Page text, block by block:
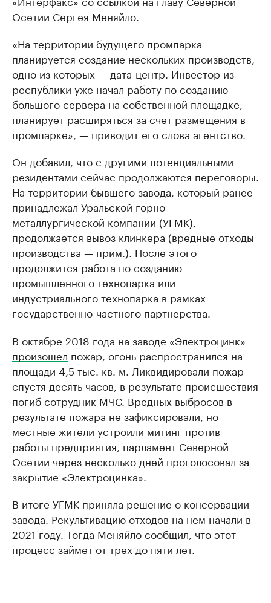
Осетии Сергея Меняйло.
«На территории будущего промпарка
планируется создание нескольких производств,
одно из которых — дата-центр. Инвестор из
республики уже начал работу по созданию
большого сервера на собственной площадке,
планирует расширяться за счет размещения в
промпарке», — приводит его слова агентство.
Он добавил, что с другими потенциальными
резидентами сейчас продолжаются переговоры.
На территории бывшего завода, который ранее
принадлежал Уральской горно-
металлургической компании (УГМК),
продолжается вывоз клинкера (вредные отходы
производства — прим.). После этого
продолжится работа по созданию
промышленного технопарка или
индустриального технопарка в рамках
государственно-частного партнерства.
В октябре 2018 года на заводе «Электроцинк»
произошел пожар, огонь распространился на
площади 4,5 тыс. кв. м. Ликвидировали пожар
спустя десять часов, в результате происшествия
погиб сотрудник МЧС. Вредных выбросов в
результате пожара не зафиксировали, но
местные жители устроили митинг против
работы предприятия, парламент Северной
Осетии через несколько дней проголосовал за
закрытие «Электроцинка».
В итоге УГМК приняла решение о консервации
завода. Рекультивацию отходов на нем начали в
2021 году. Тогда Меняйло сообщил, что этот
процесс займет от трех до пяти лет.